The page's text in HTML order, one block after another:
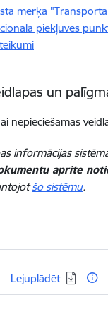
mērķa
piekļuves
un
nepieciešamās
informācijas
aprite
šo sistēmu.
Lejuplādēt